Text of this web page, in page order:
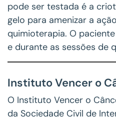
pode ser testada é a
gelo para amenizar a
quimioterapia. O
e durante as sessões de
Instituto Vencer o
O Instituto Vencer o
da Sociedade Civil de